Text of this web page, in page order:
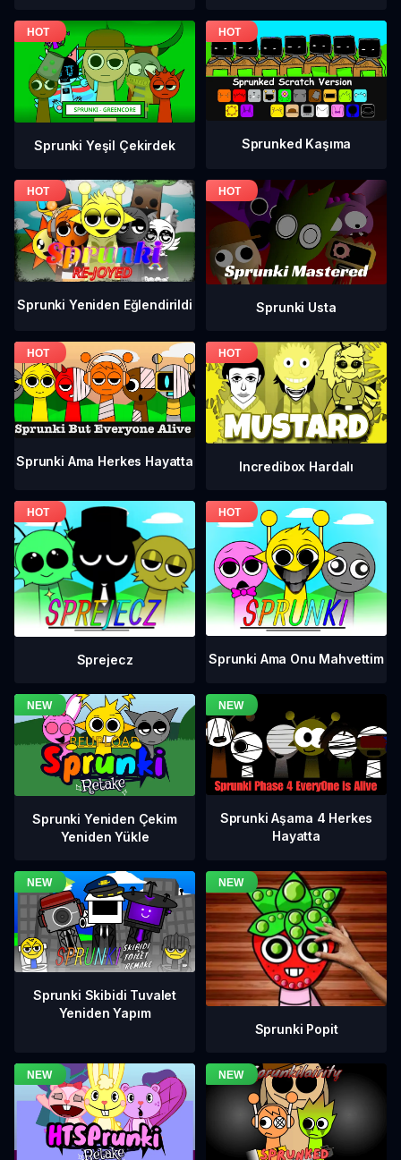
Sprunki Yeşil Çekirdek Sprunked Kaşıma
Sprunki Yeniden Eğlendirildi Sprunki Usta
Sprunki Ama Herkes Hayatta Incredibox Hardalı
Sprejecz Sprunki Ama Onu Mahvettim
Sprunki Yeniden Çekim
Yeniden Yükle
Sprunki Aşama 4 Herkes
Hayatta
Sprunki Skibidi Tuvalet
Yeniden Yapım
Sprunki Popit